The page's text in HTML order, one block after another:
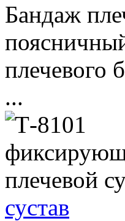
Бандаж
плечевого
...
сустав